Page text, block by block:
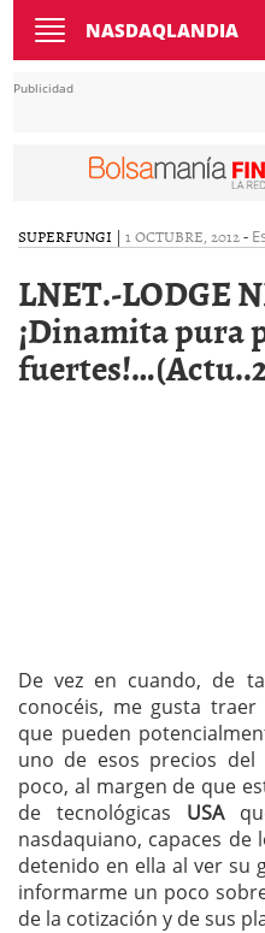
Toggle
navigation
NASDAQLANDIA
Publicidad
SUPERFUNGI | 1 OCTUBRE, 2012-
LNET.-LODGE
¡Dinamita pura
De vez en cuando, de
conocéis, me gusta
que pueden
uno de esos precios
poco, al margen de que
de tecnológicas USA
nasdaquiano, capaces
detenido en ella al ver su
informarme un poco
de la cotización y de sus